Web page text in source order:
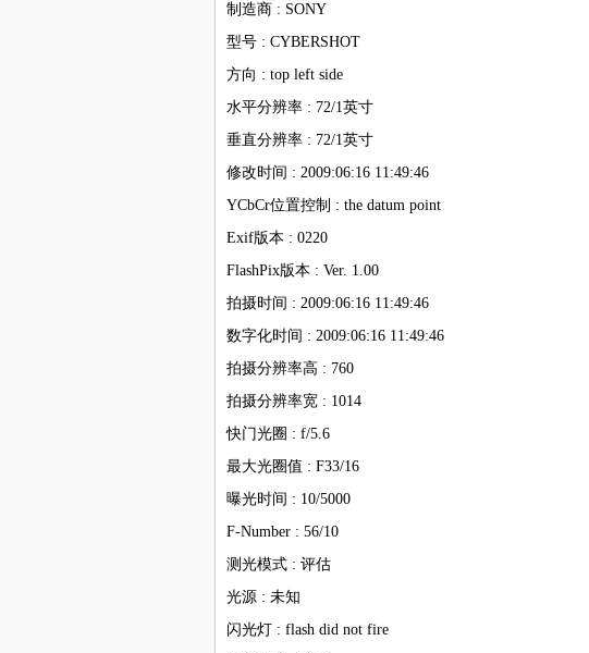
制造商 : SONY
型号 : CYBERSHOT
方向 : top left side
水平分辨率 : 72/1英寸
垂直分辨率 : 72/1英寸
修改时间 : 2009:06:16 11:49:46
YCbCr位置控制 : the datum point
Exif版本 : 0220
FlashPix版本 : Ver. 1.00
拍摄时间 : 2009:06:16 11:49:46
数字化时间 : 2009:06:16 11:49:46
拍摄分辨率高 : 760
拍摄分辨率宽 : 1014
快门光圈 : f/5.6
最大光圈值 : F33/16
曝光时间 : 10/5000
F-Number : 56/10
测光模式 : 评估
光源 : 未知
闪光灯 : flash did not fire